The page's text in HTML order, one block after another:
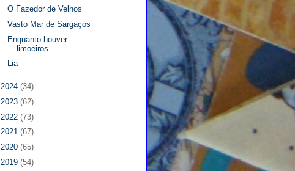
O Fazedor de Velhos
Vasto Mar de Sargaços
Enquanto houver
limoeiros
Lia
2024 (34)
2023 (62)
2022 (73)
2021 (67)
2020 (65)
2019 (54)